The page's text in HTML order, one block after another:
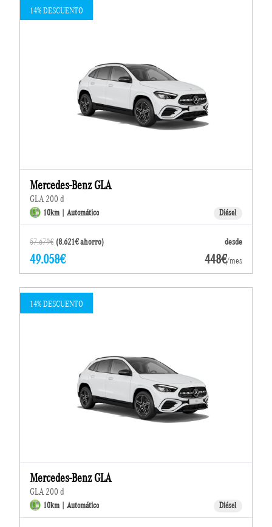
14% DESCUENTO
Mercedes-Benz GLA
GLA 200 d
10km | Automático Diésel
57.679€ (8.621€ ahorro) desde
49.058€ 448€/mes
14% DESCUENTO
Mercedes-Benz GLA
GLA 200 d
10km | Automático Diésel